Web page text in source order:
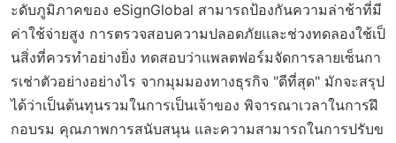
ะดับภูมิภาคของ eSignGlobal สามารถป้องกันความล่าช้าที่มี
ค่าใช้จ่ายสูง การตรวจสอบความปลอดภัยและช่วงทดลองใช้เป็
นสิ่งที่ควรทำอย่างยิ่ง ทดสอบว่าแพลตฟอร์มจัดการลายเซ็นกา
รเช่าตัวอย่างอย่างไร จากมุมมองทางธุรกิจ "ดีที่สุด" มักจะสรุป
ได้ว่าเป็นต้นทุนรวมในการเป็นเจ้าของ พิจารณาเวลาในการฝึ
กอบรม คุณภาพการสนับสนุน และความสามารถในการปรับข